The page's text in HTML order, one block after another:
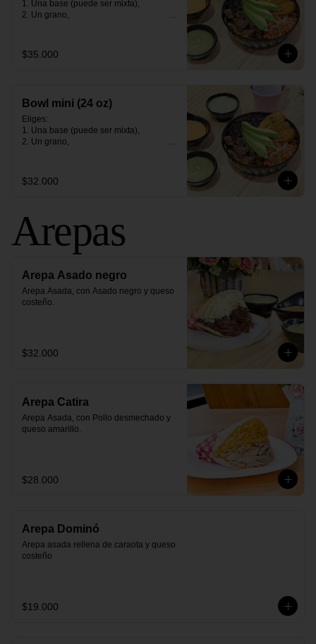
1. Una base (puede ser mixta),
2. Un grano,
$35.000
Bowl mini (24 oz)
Eliges:
1. Una base (puede ser mixta),
2. Un grano,
$32.000
Arepas
Arepa Asado negro
Arepa Asada, con Asado negro y queso
costeño.
$32.000
Arepa Catira
Arepa Asada, con Pollo desmechado y
queso amarillo.
$28.000
Arepa Dominó
Arepa asada rellena de caraota y queso
costeño
$19.000